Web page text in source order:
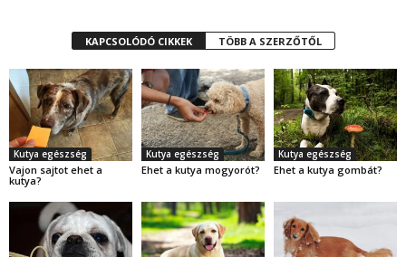
KAPCSOLÓDÓ CIKKEK TÖBB A SZERZŐTŐL
Kutya egészség
Vajon sajtot ehet a
kutya?
Kutya egészség
Ehet a kutya mogyorót?
Kutya egészség
Ehet a kutya gombát?